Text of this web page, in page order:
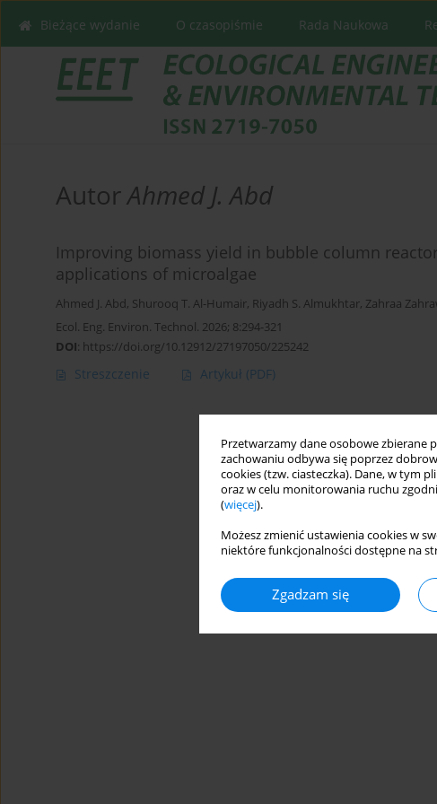
Przetwarzamy dane osobowe zbierane
zachowaniu odbywa się poprzez
cookies (tzw. ciasteczka). Dane, w tym
oraz w celu monitorowania ruchu
(więcej).
Możesz zmienić ustawienia cookies w
niektóre funkcjonalności dostępne na
Zgadzam się
Bieżące wydanie O czasopiśmie Rada Naukowa
AutorAhmed J. Abd
Improving biomass yield in bubble column
applications of microalgae
Ahmed J. Abd, Shurooq T. Al-Humair, Riyadh S. Almukhtar, Zahraa
Ecol. Eng. Environ. Technol. 2026; 8:294-321
DOI: https://doi.org/10.12912/27197050/225242
Streszczenie Artykuł (PDF)